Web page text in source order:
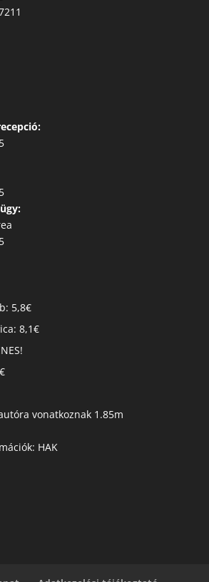
5,8€
8,1€
vonatkoznak 1.85m
HAK